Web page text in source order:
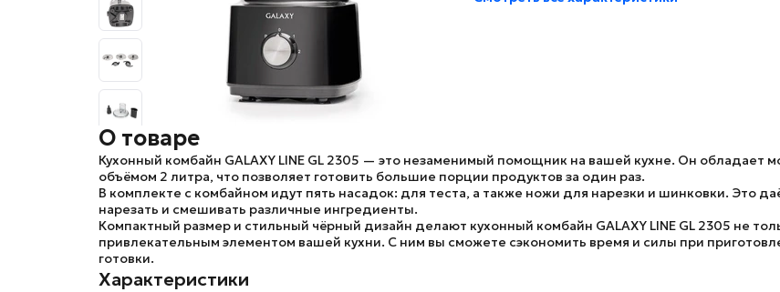
О товаре
Кухонный комбайн GALAXY LINE GL 2305 — это незаменимый помощник на вашей кухне. Он обладает
объёмом 2 литра, что позволяет готовить большие порции продуктов за один раз.
В комплекте с комбайном идут пять насадок: для теста, а также ножи для нарезки и шинковки. Это
нарезать и смешивать различные ингредиенты.
Компактный размер и стильный чёрный дизайн делают кухонный комбайн GALAXY LINE GL 2305 не
привлекательным элементом вашей кухни. С ним вы сможете сэкономить время и силы при
готовки.
Характеристики